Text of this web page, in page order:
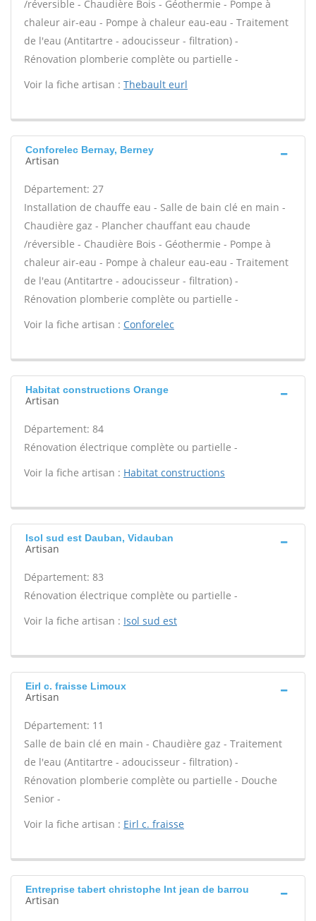
/réversible - Chaudière Bois - Géothermie - Pompe à
chaleur air-eau - Pompe à chaleur eau-eau - Traitement
de l'eau (Antitartre - adoucisseur - filtration) -
Rénovation plomberie complète ou partielle -
Voir la fiche artisan : Thebault eurl
Conforelec Bernay, Berney
Artisan
Département: 27
Installation de chauffe eau - Salle de bain clé en main -
Chaudière gaz - Plancher chauffant eau chaude
/réversible - Chaudière Bois - Géothermie - Pompe à
chaleur air-eau - Pompe à chaleur eau-eau - Traitement
de l'eau (Antitartre - adoucisseur - filtration) -
Rénovation plomberie complète ou partielle -
Voir la fiche artisan : Conforelec
Habitat constructions Orange
Artisan
Département: 84
Rénovation électrique complète ou partielle -
Voir la fiche artisan : Habitat constructions
Isol sud est Dauban, Vidauban
Artisan
Département: 83
Rénovation électrique complète ou partielle -
Voir la fiche artisan : Isol sud est
Eirl c. fraisse Limoux
Artisan
Département: 11
Salle de bain clé en main - Chaudière gaz - Traitement
de l'eau (Antitartre - adoucisseur - filtration) -
Rénovation plomberie complète ou partielle - Douche
Senior -
Voir la fiche artisan : Eirl c. fraisse
Entreprise tabert christophe Int jean de barrou
Artisan